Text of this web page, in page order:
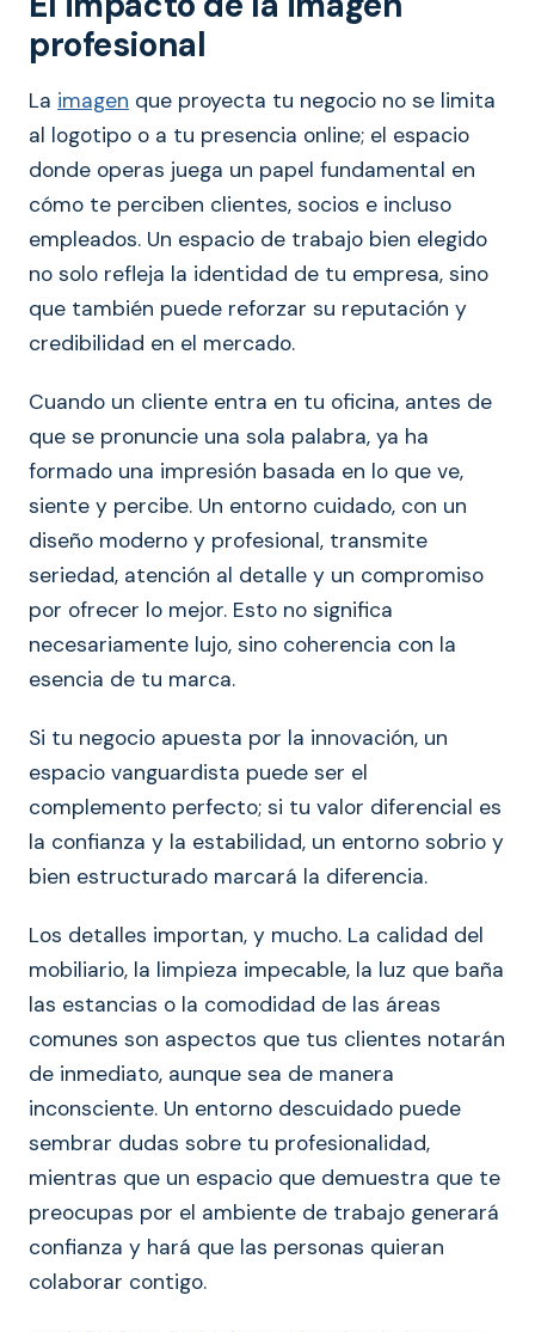
profesional
La imagen que proyecta tu negocio no se limita
al logotipo o a tu presencia online; el espacio
donde operas juega un papel fundamental en
cómo te perciben clientes, socios e incluso
empleados. Un espacio de trabajo bien elegido
no solo refleja la identidad de tu empresa, sino
que también puede reforzar su reputación y
credibilidad en el mercado.
Cuando un cliente entra en tu oficina, antes de
que se pronuncie una sola palabra, ya ha
formado una impresión basada en lo que ve,
siente y percibe. Un entorno cuidado, con un
diseño moderno y profesional, transmite
seriedad, atención al detalle y un compromiso
por ofrecer lo mejor. Esto no significa
necesariamente lujo, sino coherencia con la
esencia de tu marca.
Si tu negocio apuesta por la innovación, un
espacio vanguardista puede ser el
complemento perfecto; si tu valor diferencial es
la confianza y la estabilidad, un entorno sobrio y
bien estructurado marcará la diferencia.
Los detalles importan, y mucho. La calidad del
mobiliario, la limpieza impecable, la luz que baña
las estancias o la comodidad de las áreas
comunes son aspectos que tus clientes notarán
de inmediato, aunque sea de manera
inconsciente. Un entorno descuidado puede
sembrar dudas sobre tu profesionalidad,
mientras que un espacio que demuestra que te
preocupas por el ambiente de trabajo generará
confianza y hará que las personas quieran
colaborar contigo.